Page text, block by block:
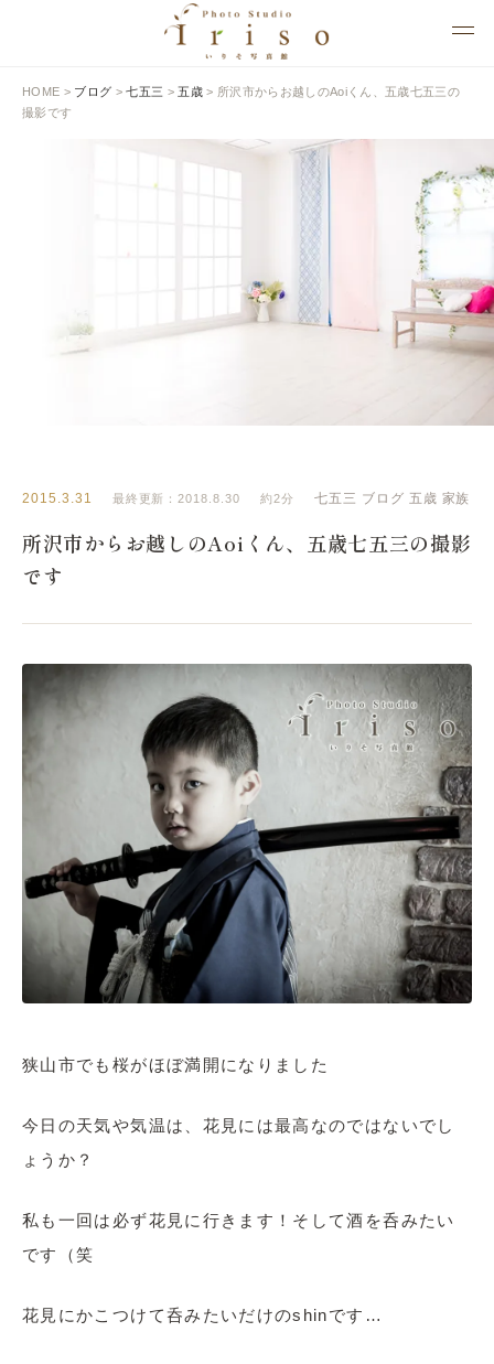
HOME > ブログ >七五三 >五歳 > 所沢市からお越しのAoiくん、五歳七五三の
撮影です
2015.3.31 最終更新：2018.8.30 約2分 七五三 ブログ 五歳 家族
所沢市からお越しのAoiくん、五歳七五三の撮影
です
狭山市でも桜がほぼ満開になりました
今日の天気や気温は、花見には最高なのではないでし
ょうか？
私も一回は必ず花見に行きます！そして酒を呑みたい
です（笑
花見にかこつけて呑みたいだけのshinです…